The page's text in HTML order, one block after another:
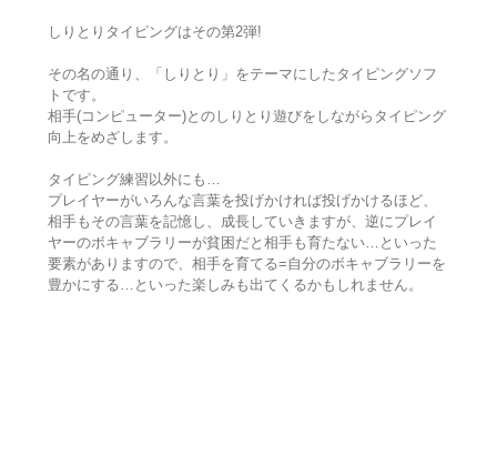
しりとりタイピングはその第2弾!
その名の通り、「しりとり」をテーマにしたタイピングソフ
トです。
相手(コンピューター)とのしりとり遊びをしながらタイピング
向上をめざします。
タイピング練習以外にも…
プレイヤーがいろんな言葉を投げかければ投げかけるほど、
相手もその言葉を記憶し、成長していきますが、逆にプレイ
ヤーのボキャブラリーが貧困だと相手も育たない…といった
要素がありますので、相手を育てる=自分のボキャブラリーを
豊かにする…といった楽しみも出てくるかもしれません。